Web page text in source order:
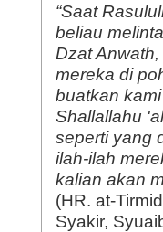
“Saat
beliau
Dzat
mereka di
buatkan
Shallallahu
seperti yang
ilah-ilah
kalian akan
(HR. at-
Syakir,